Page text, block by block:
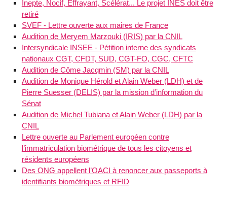
Inepte, Nocif, Effrayant, Scélérat... Le projet INES doit être
retiré
SVEF - Lettre ouverte aux maires de France
Audition de Meryem Marzouki (IRIS) par la CNIL
Intersyndicale INSEE - Pétition interne des syndicats
nationaux CGT, CFDT, SUD, CGT-FO, CGC, CFTC
Audition de Côme Jacqmin (SM) par la CNIL
Audition de Monique Hérold et Alain Weber (LDH) et de
Pierre Suesser (DELIS) par la mission d’information du
Sénat
Audition de Michel Tubiana et Alain Weber (LDH) par la
CNIL
Lettre ouverte au Parlement européen contre
l’immatriculation biométrique de tous les citoyens et
résidents européens
Des ONG appellent l’OACI à renoncer aux passeports à
identifiants biométriques et RFID